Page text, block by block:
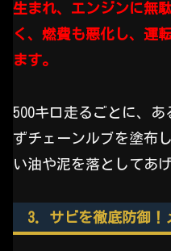
生まれ、エンジンに無
く、燃費も悪化し、運
ます。
500キロ走るごとに、
ずチェーンルブを塗布
い油や泥を落としてあ
3. サビを徹底防御！